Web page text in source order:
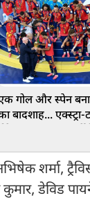
गोल और स्पेन बना
बादशाह... एक्स्ट्रा-
शर्मा,
कुमार,